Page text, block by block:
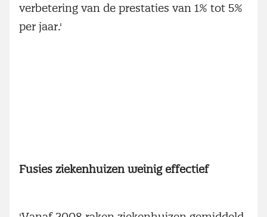
verbetering van de prestaties van 1% tot 5%
per jaar.'
Fusies ziekenhuizen weinig effectief